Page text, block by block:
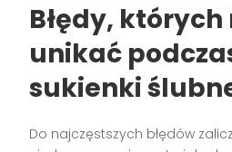
Błędy,
unikać
sukienki
Do najczęstszych błędów